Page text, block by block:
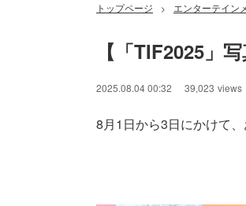
トップページ > エンターテイン
【「TIF2025」
2025.08.04 00:32 39,023 views
8月1日から3日にかけて